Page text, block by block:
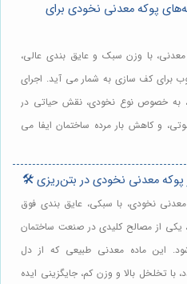
پوکه معدنی نخودی برای
با وزن سبک و عایق بندی عالی،
برای کف سازی به شمار می آید. اجرای
به خصوص نوع نخودی، نقش حیاتی در
و کاهش بار مرده ساختمان ایفا می
پوکه معدنی نخودی در بتن‌ریزی 🛠️
نخودی، با سبکی، عایق بندی فوق
یکی از مصالح کلیدی در صنعت ساختمان
این ماده معدنی طبیعی که از دل
تخلخل بالا و وزن کم، جایگزینی ایده